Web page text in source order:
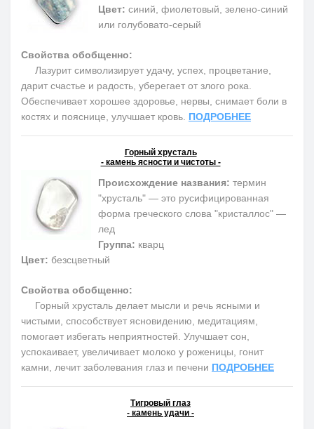
Цвет: синий, фиолетовый, зелено-синий
или голубовато-серый
Свойства обобщенно:
Лазурит символизирует удачу, успех, процветание,
дарит счастье и радость, уберегает от злого рока.
Обеспечивает хорошее здоровье, нервы, снимает боли в
костях и пояснице, улучшает кровь. ПОДРОБНЕЕ
Горный хрусталь
- камень ясности и чистоты -
Происхождение названия: термин
"хрусталь" — это русифицированная
форма греческого слова "кристаллос" —
лед
Группа: кварц
Цвет: безсцветный
Свойства обобщенно:
Горный хрусталь делает мысли и речь ясными и
чистыми, способствует ясновидению, медитациям,
помогает избегать неприятностей. Улучшает сон,
успокаивает, увеличивает молоко у роженицы, гонит
камни, лечит заболевания глаз и печени ПОДРОБНЕЕ
Тигровый глаз
- камень удачи -